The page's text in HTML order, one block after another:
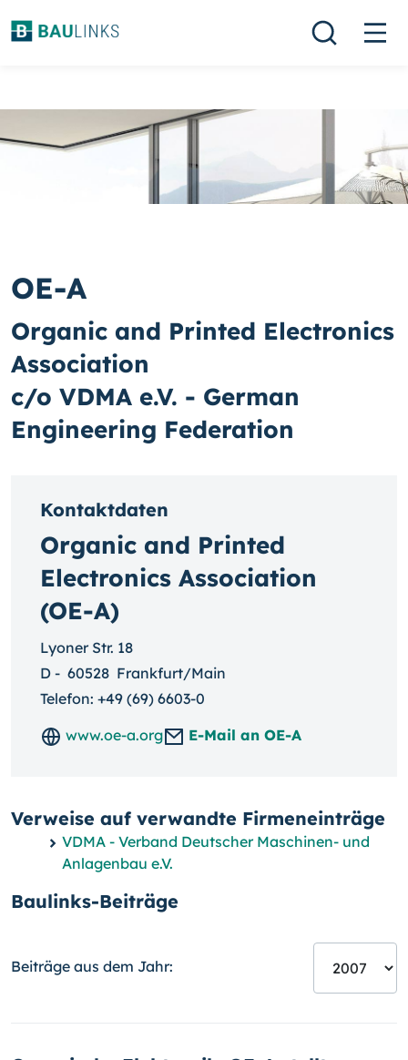
OE-A
Organic and Printed Electronics
Association
c/o VDMA e.V. - German
Engineering Federation
Kontaktdaten
Organic and Printed
Electronics Association
(OE-A)
Lyoner Str. 18
D - 60528 Frankfurt/Main
Telefon: +49 (69) 6603-0
www.oe-a.org
E-Mail an OE-A
Verweise auf verwandte Firmeneinträge
VDMA - Verband Deutscher Maschinen- und
Anlagenbau e.V.
Baulinks-Beiträge
Beiträge aus dem Jahr: